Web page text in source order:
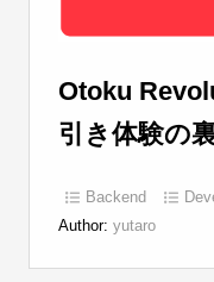
Otoku
引き体験の
Backend
Author: yutaro